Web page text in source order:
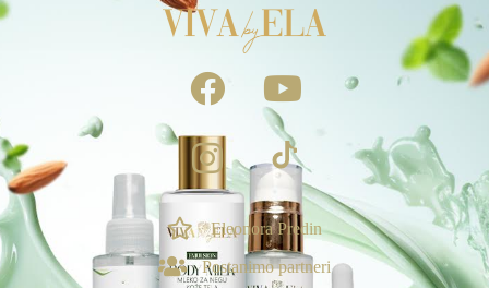
Eleonora Predin
Postanimo partneri
NAGRADE & POGODNOSTI
Ekskluzivno za vas